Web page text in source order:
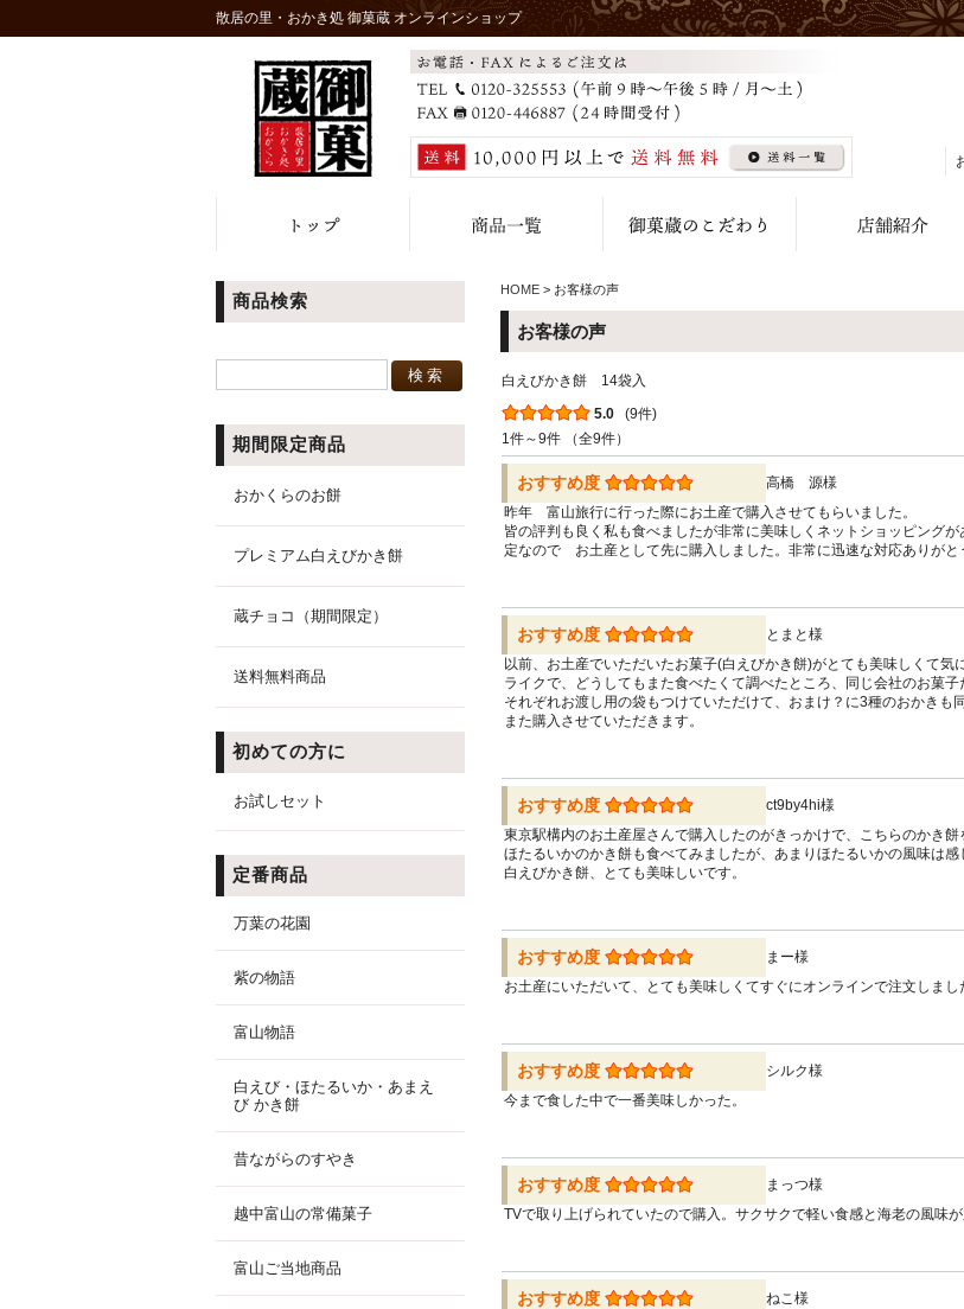
散居の里・おかき処 御菓蔵 オンラインショップ
商品検索
期間限定商品
おかくらのお餅
プレミアム白えびかき餅
蔵チョコ（期間限定）
送料無料商品
初めての方に
お試しセット
定番商品
万葉の花園
紫の物語
富山物語
白えび・ほたるいか・あまえ
び かき餅
昔ながらのすやき
越中富山の常備菓子
富山ご当地商品
HOME > お客様の声
お客様の声
白えびかき餅 14袋入
5.0
(9件)
1件～9件 （全9件）
おすすめ度 高橋 源様
昨年 富山旅行に行った際にお土産で購入させてもらいました。
皆の評判も良く私も食べましたが非常に美味しくネットショッピング
定なので お土産として先に購入しました。非常に迅速な対応ありが
おすすめ度 とまと様
以前、お土産でいただいたお菓子(白えびかき餅)がとても美味しくて
ライクで、どうしてもまた食べたくて調べたところ、同じ会社のお菓
それぞれお渡し用の袋もつけていただけて、おまけ？に3種のおかきも
また購入させていただきます。
おすすめ度 ct9by4hi様
東京駅構内のお土産屋さんで購入したのがきっかけで、こちらのかき餅
ほたるいかのかき餅も食べてみましたが、あまりほたるいかの風味は感
白えびかき餅、とても美味しいです。
おすすめ度 まー様
お土産にいただいて、とても美味しくてすぐにオンラインで注文しまし
おすすめ度 シルク様
今まで食した中で一番美味しかった。
おすすめ度 まっつ様
TVで取り上げられていたので購入。サクサクで軽い食感と海老の風味
おすすめ度 ねこ様